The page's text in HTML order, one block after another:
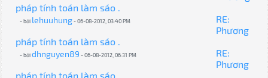
pháp tính toán làm sáo .
- bởi lehuuhung- 06-08-2012, 03:40 PM
RE:
Phương
pháp tính toán làm sáo .
- bởidhnguyen89 - 06-08-2012, 06:31 PM
RE:
Phương
pháp tính toán làm sáo .